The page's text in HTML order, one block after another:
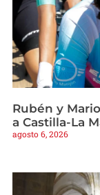
Rubén y
a Castilla-La
agosto 6, 2026